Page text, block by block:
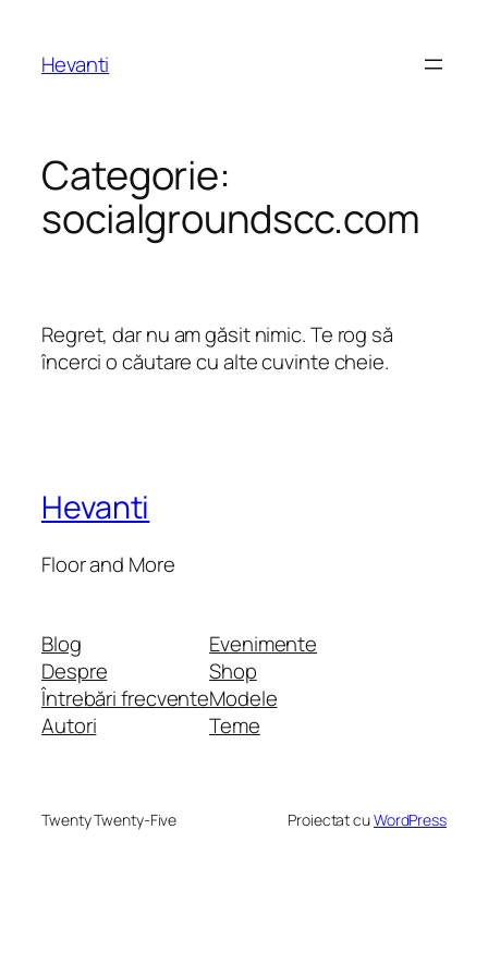
conținut
Hevanti
Categorie:
socialgroundscc.com
Regret, dar nu am găsit nimic. Te rog să
încerci o căutare cu alte cuvinte cheie.
Hevanti
Floor and More
Blog
Despre
Întrebări frecvente
Autori
Evenimente
Shop
Modele
Teme
Twenty Twenty-Five Proiectat cuWordPress